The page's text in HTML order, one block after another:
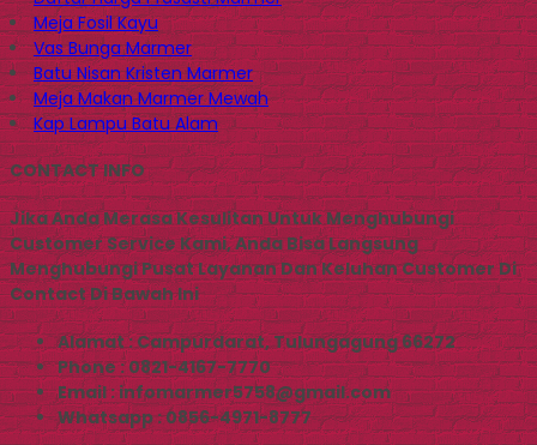
Meja Fosil Kayu
Vas Bunga Marmer
Batu Nisan Kristen Marmer
Meja Makan Marmer Mewah
Kap Lampu Batu Alam
CONTACT INFO
Jika Anda Merasa Kesulitan Untuk Menghubungi
Customer Service Kami, Anda Bisa Langsung
Menghubungi Pusat Layanan Dan Keluhan Customer Di
Contact Di Bawah Ini
Alamat : Campurdarat, Tulungagung 66272
Phone : 0821-4167-7770
Email : infomarmer5758@gmail.com
Whatsapp : 0856-4971-8777